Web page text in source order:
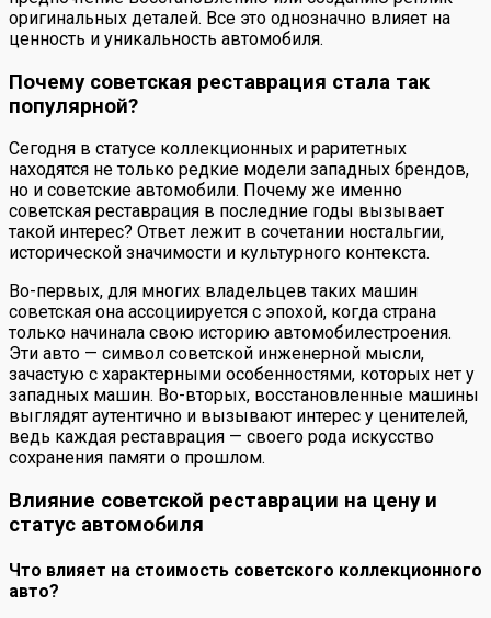
оригинальных деталей. Все это однозначно влияет на
ценность и уникальность автомобиля.
Почему советская реставрация стала так
популярной?
Сегодня в статусе коллекционных и раритетных
находятся не только редкие модели западных брендов,
но и советские автомобили. Почему же именно
советская реставрация в последние годы вызывает
такой интерес? Ответ лежит в сочетании ностальгии,
исторической значимости и культурного контекста.
Во-первых, для многих владельцев таких машин
советская она ассоциируется с эпохой, когда страна
только начинала свою историю автомобилестроения.
Эти авто — символ советской инженерной мысли,
зачастую с характерными особенностями, которых нет у
западных машин. Во-вторых, восстановленные машины
выглядят аутентично и вызывают интерес у ценителей,
ведь каждая реставрация — своего рода искусство
сохранения памяти о прошлом.
Влияние советской реставрации на цену и
статус автомобиля
Что влияет на стоимость советского коллекционного
авто?